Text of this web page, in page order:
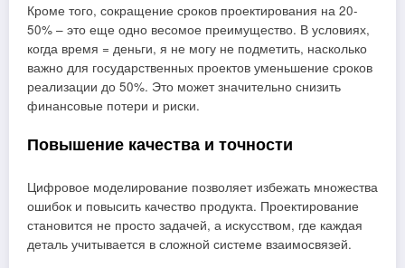
Кроме того, сокращение сроков проектирования на 20-
50% – это еще одно весомое преимущество. В условиях,
когда время = деньги, я не могу не подметить, насколько
важно для государственных проектов уменьшение сроков
реализации до 50%. Это может значительно снизить
финансовые потери и риски.
Повышение качества и точности
Цифровое моделирование позволяет избежать множества
ошибок и повысить качество продукта. Проектирование
становится не просто задачей, а искусством, где каждая
деталь учитывается в сложной системе взаимосвязей.